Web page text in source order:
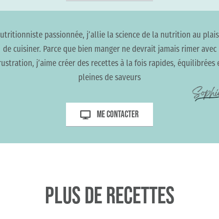
passionnée, j’allie la science de la nutrition au
de cuisiner. Parce que bien manger ne devrait jamais rimer avec
j’aime créer des recettes à la fois rapides, équilibrées
pleines de saveurs
Me contacter
Plus de recettes